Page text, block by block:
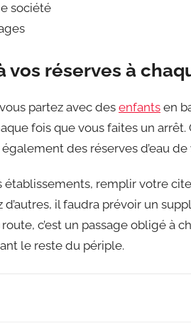
société
vos réserves à
partez avec des enfants en
fois que vous faites un
des réserves d’eau
établissements, remplir votre
d’autres, il faudra prévoir un
c’est un passage obligé à
le reste du périple.